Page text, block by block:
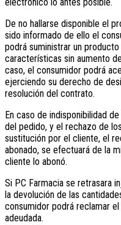
De no hallarse disponible el
sido informado de ello el
podrá suministrar un
características sin aumento
caso, el consumidor podrá
ejerciendo su derecho de
resolución del contrato.
En caso de indisponibilidad
del pedido, y el rechazo de
sustitución por el cliente, el
abonado, se efectuará de la
cliente lo abonó.
Si PC Farmacia se retrasara
la devolución de las
consumidor podrá reclamar
adeudada.